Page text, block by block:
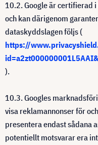
10.2. Google är certifierad
och kan därigenom
dataskyddslagen följs (
https://
).
10.3. Googles
visa reklamannonser för
presentera endast sådana
potentiellt motsvarar era